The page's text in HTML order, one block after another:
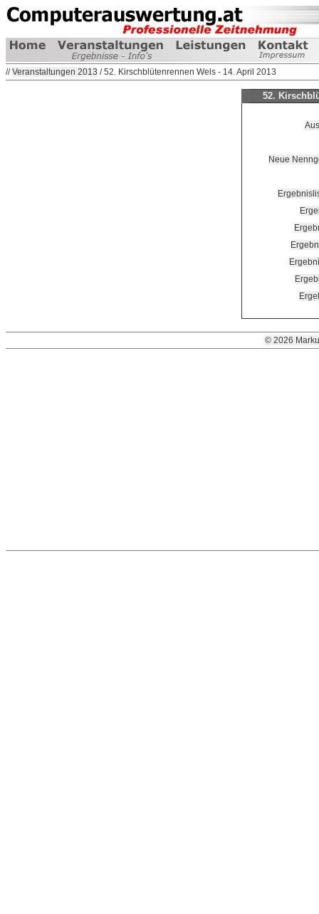
//Veranstaltungen 2013 / 52. Kirschblütenrennen Wels - 14. April 2013
52.
Neue
© 2026